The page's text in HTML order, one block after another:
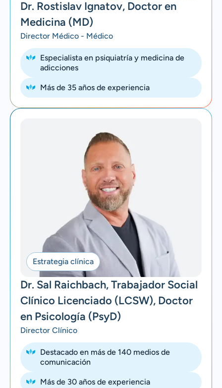
Dr. Rostislav Ignatov, Doctor en
Medicina (MD)
Director Médico - Médico
Especialista en psiquiatría y medicina de
adicciones
Más de 35 años de experiencia
Estrategia clínica
Dr. Sal Raichbach, Trabajador Social
Clínico Licenciado (LCSW), Doctor
en Psicología (PsyD)
Director Clínico
Destacado en más de 140 medios de
comunicación
Más de 30 años de experiencia